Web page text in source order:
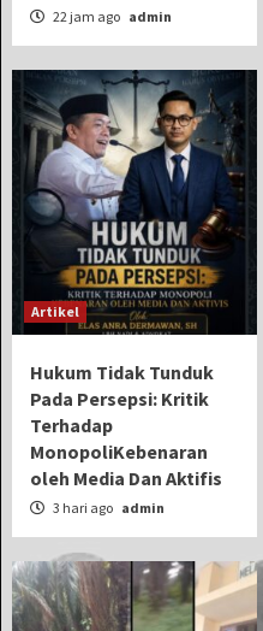
22 jam ago admin
Artikel
Hukum Tidak Tunduk
Pada Persepsi: Kritik
Terhadap
MonopoliKebenaran
oleh Media Dan Aktifis
3 hari ago admin